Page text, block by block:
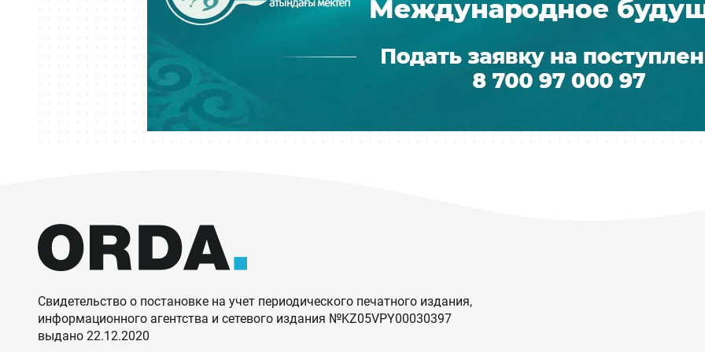
Свидетельство о постановке на учет периодического печатного издания,
информационного агентства и сетевого издания №KZ05VPY00030397
выдано 22.12.2020